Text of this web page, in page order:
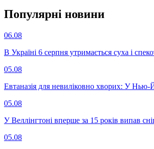
Популярнi новини
06.08
В Україні 6 серпня утримається суха і
05.08
Евтаназія для невиліковно хворих: У Нью-
05.08
У Веллінгтоні вперше за 15 років випав
05.08